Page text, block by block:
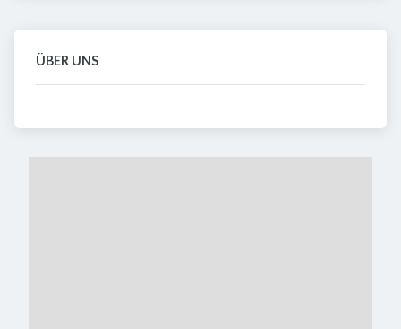
ÜBER UNS